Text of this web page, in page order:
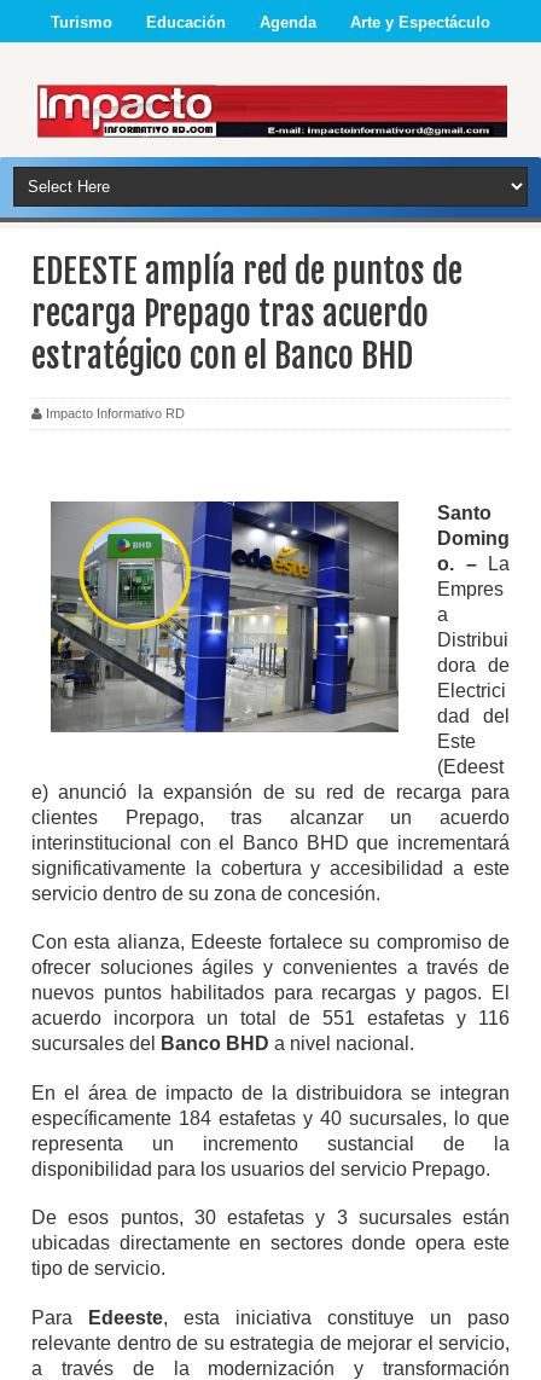
Turismo Educación Agenda Arte y Espectáculo
EDEESTE amplía red de puntos de
recarga Prepago tras acuerdo
estratégico con el Banco BHD
Impacto Informativo RD
Santo
Doming
o. –
La
Empres
a
Distribui
dora de
Electrici
dad del
Este
(Edeest
e) anunció la expansión de su red de recarga para
clientes Prepago, tras alcanzar un acuerdo
interinstitucional con el Banco BHD que incrementará
significativamente la cobertura y accesibilidad a este
servicio dentro de su zona de concesión.
Con esta alianza, Edeeste fortalece su compromiso de
ofrecer soluciones ágiles y convenientes a través de
nuevos puntos habilitados para recargas y pagos. El
acuerdo incorpora un total de 551 estafetas y 116
sucursales del
Banco BHD a nivel nacional.
En el área de impacto de la distribuidora se integran
específicamente 184 estafetas y 40 sucursales, lo que
representa un incremento sustancial de la
disponibilidad para los usuarios del servicio Prepago.
De esos puntos, 30 estafetas y 3 sucursales están
ubicadas directamente en sectores donde opera este
tipo de servicio.
Para Edeeste, esta iniciativa constituye un paso
relevante dentro de su estrategia de mejorar el servicio,
a través de la modernización y transformación